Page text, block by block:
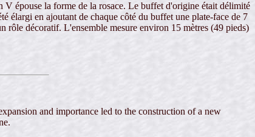
V épouse la forme de la rosace. Le buffet d'origine était délimité
élargi en ajoutant de chaque côté du buffet une plate-face de 7
décoratif. L'ensemble mesure environ 15 mètres (49 pieds)
and importance led to the construction of a new